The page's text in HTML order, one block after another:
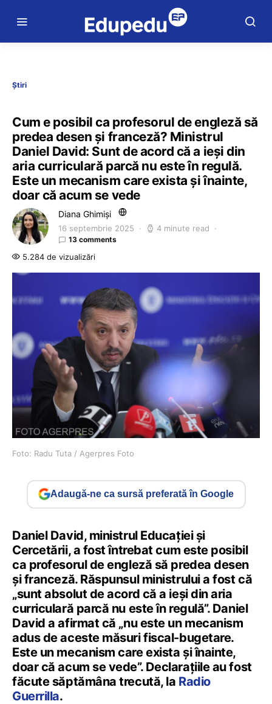
Știri
Cum e posibil ca profesorul de engleză să
predea desen și franceză? Ministrul
Daniel David: Sunt de acord că a ieși din
aria curriculară parcă nu este în regulă.
Este un mecanism care exista și înainte,
doar că acum se vede
Diana Ghimiși
16 septembrie 2025 4 minute read
13 comments
5.284 de vizualizări
Foto: Radu Tuta / Agerpres Foto
Adaugă-ne ca sursă preferată în Google
Daniel David, ministrul Educației și
Cercetării, a fost întrebat cum este posibil
ca profesorul de engleză să predea desen
și franceză. Răspunsul ministrului a fost că
„sunt absolut de acord că a ieși din aria
curriculară parcă nu este în regulă”. Daniel
David a afirmat că „nu este un mecanism
adus de aceste măsuri fiscal-bugetare.
Este un mecanism care exista și înainte,
doar că acum se vede”. Declarațiile au fost
făcute săptămâna trecută, la Radio
Guerrilla.